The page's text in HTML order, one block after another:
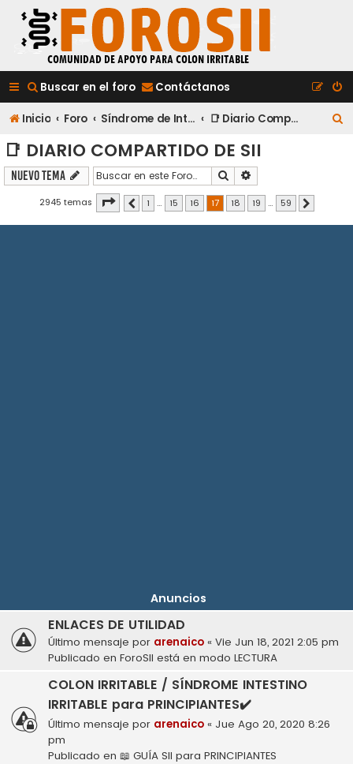
Buscar en el foro Contáctanos
Inicio Foro Síndrome de Intestino Irritable 📑 Diario Compartido de SII
📑 DIARIO COMPARTIDO DE SII
Nuevo Tema Buscar
2945 temas Página de59
Anterior
1 … 15 16 17 18 19 … 59
Anuncios
ENLACES DE UTILIDAD
Último mensaje por arenaico « Vie Jun 18, 2021 2:05 pm
Publicado en ForoSII está en modo LECTURA
COLON IRRITABLE / SÍNDROME INTESTINO
IRRITABLE para PRINCIPIANTES✔️
Último mensaje por arenaico « Jue Ago 20, 2020 8:26
pm
Publicado en 📖 GUÍA SII para PRINCIPIANTES